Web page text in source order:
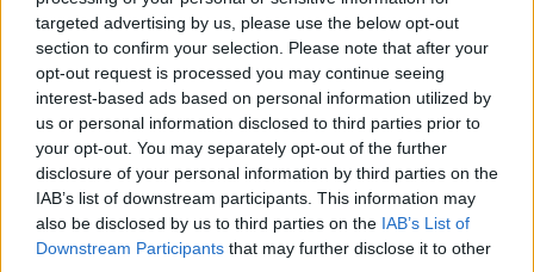
targeted advertising by us, please use the below opt-out
section to confirm your selection. Please note that after your
opt-out request is processed you may continue seeing
interest-based ads based on personal information utilized by
us or personal information disclosed to third parties prior to
your opt-out. You may separately opt-out of the further
disclosure of your personal information by third parties on the
IAB’s list of downstream participants. This information may
also be disclosed by us to third parties on the IAB’s List of
Downstream Participants that may further disclose it to other
26/06/2011
Seppi sorride È in semifinale a
Eastbourne
19/06/2011